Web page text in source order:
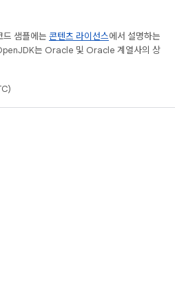
드 샘플에는 콘텐츠 라이선스에서 설명하는
는 Oracle 및 Oracle 계열사의 상